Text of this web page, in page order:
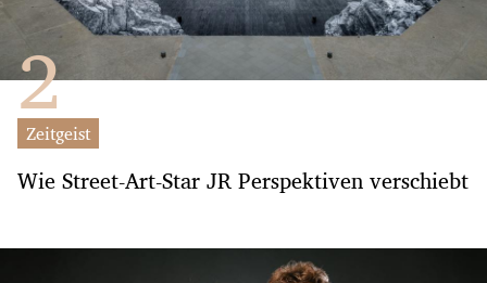
Zeitgeist
Wie Street-Art-Star JR Perspektiven verschiebt